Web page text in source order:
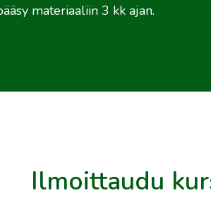
materiaaliin 3 kk ajan.
Ilmoittaudu